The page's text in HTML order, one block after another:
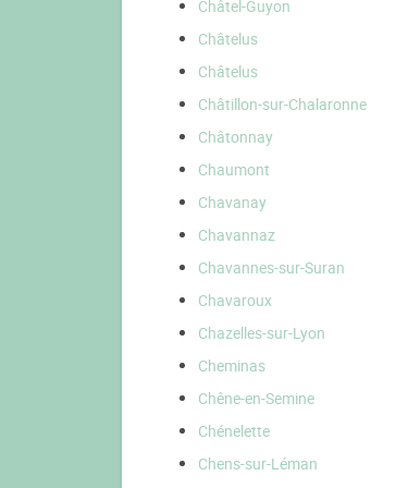
Châtel-Guyon
Châtelus
Châtelus
Châtillon-sur-Chalaronne
Châtonnay
Chaumont
Chavanay
Chavannaz
Chavannes-sur-Suran
Chavaroux
Chazelles-sur-Lyon
Cheminas
Chêne-en-Semine
Chénelette
Chens-sur-Léman